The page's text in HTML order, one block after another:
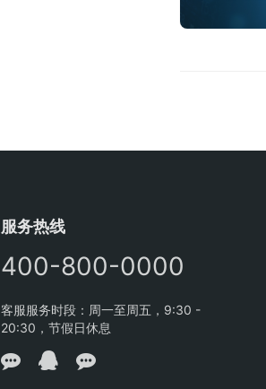
服务热线
400-800-0000
客服服务时段：周一至周五，9:30 -
20:30，节假日休息